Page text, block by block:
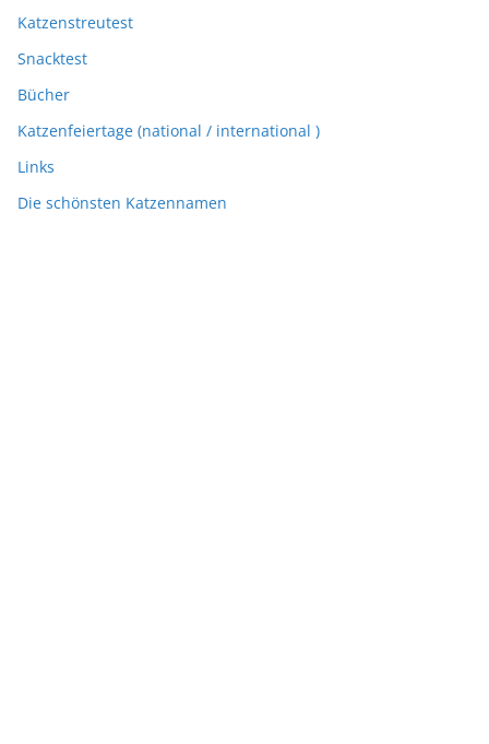
Katzenstreutest
Snacktest
Bücher
Katzenfeiertage (national / international )
Links
Die schönsten Katzennamen